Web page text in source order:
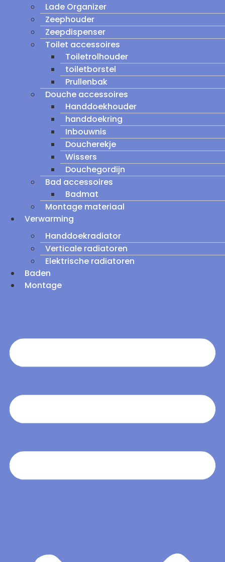
Lade Organizer
Zeephouder
Zeepdispenser
Toilet accessoires
Toiletrolhouder
toiletborstel
Prullenbak
Douche accessoires
Handdoekhouder
handdoekring
Inbouwnis
Doucherekje
Wissers
Douchegordijn
Bad accessoires
Badmat
Montage materiaal
Verwarming
Handdoekradiator
Verticale radiatoren
Elektrische radiatoren
Baden
Montage